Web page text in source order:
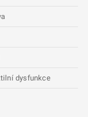
dysfunkce